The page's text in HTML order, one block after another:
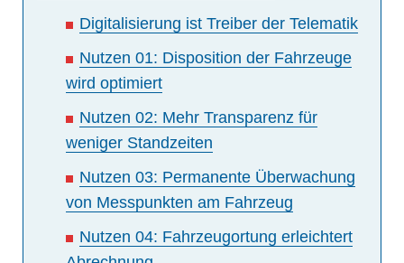
Digitalisierung ist Treiber der Telematik
Nutzen 01: Disposition der Fahrzeuge
wird optimiert
Nutzen 02: Mehr Transparenz für
weniger Standzeiten
Nutzen 03: Permanente Überwachung
von Messpunkten am Fahrzeug
Nutzen 04: Fahrzeugortung erleichtert